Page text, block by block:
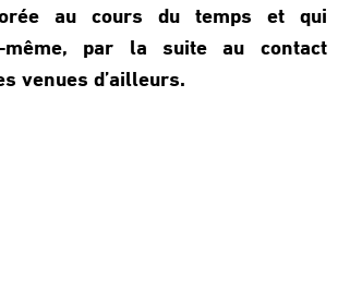
au cours du temps et qui
même, par la suite au contact
venues d’ailleurs.